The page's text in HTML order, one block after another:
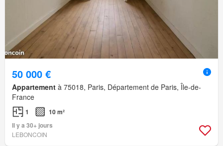
50 000 €
Appartement à 75018, Paris, Département de Paris, Île-de-
France
1
10 m²
Il y a 30+ jours
LEBONCOIN